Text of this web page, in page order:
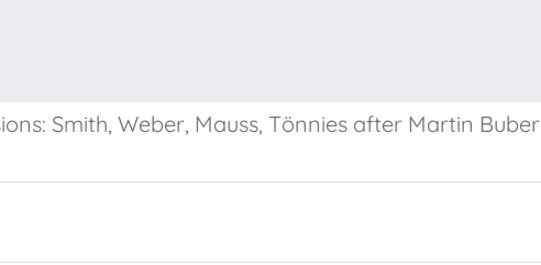
Smith, Weber, Mauss, Tönnies after Martin Buber